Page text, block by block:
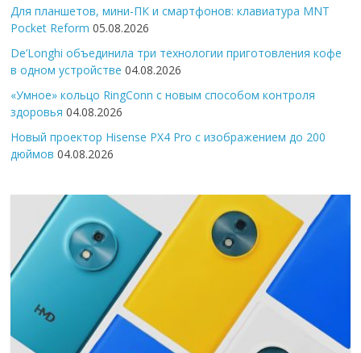
Для планшетов, мини-ПК и смартфонов: клавиатура MNT
Pocket Reform 05.08.2026
De’Longhi объединила три технологии приготовления кофе
в одном устройстве 04.08.2026
«Умное» кольцо RingConn с новым способом контроля
здоровья 04.08.2026
Новый проектор Hisense PX4 Pro с изображением до 200
дюймов 04.08.2026